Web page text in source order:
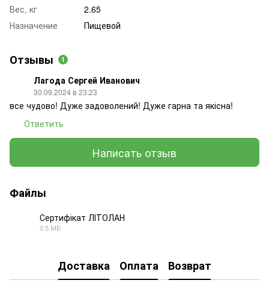
Вес, кг
2.65
Назначение
Пищевой
Отзывы 1
Лагода Сергей Иванович
30.09.2024 в 23:23
все чудово! Дуже задоволений! Дуже гарна та якісна!
Ответить
Написать отзыв
Файлы
Сертифікат ЛІТОЛАН
0.5 МБ
Доставка Оплата Возврат